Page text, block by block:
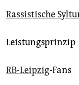
Rassistische
Leistungsprinzip
RB-Leipzig-Fans